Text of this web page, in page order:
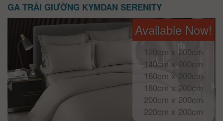
GA TRẢI GIƯỜNG KYMDAN SERENITY
Available Now!
120cm x 200cm
140cm x 200cm
160cm x 200cm
180cm x 200cm
200cm x 200cm
220cm x 200cm